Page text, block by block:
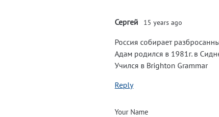
Сергей 15 years ago
Россия собирает
Адам родился в 1981г. в
Учился в Brighton Grammar
Reply
Your Name